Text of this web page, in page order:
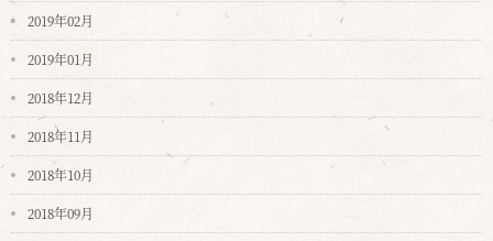
2019年02月
2019年01月
2018年12月
2018年11月
2018年10月
2018年09月